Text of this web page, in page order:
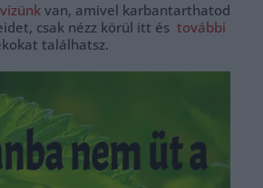
van, amivel karbantarthatod
csak nézz körül itt és további
találhatsz.